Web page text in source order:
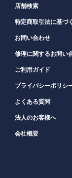
店舗検索
特定商取引法に基づ
お問い合わせ
修理に関するお問い
ご利用ガイド
プライバシーポリシ
よくある質問
法人のお客様へ
会社概要